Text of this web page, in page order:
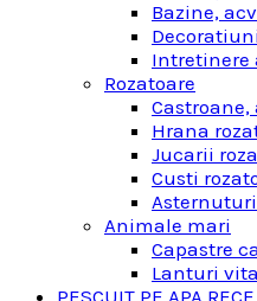
Bazine,
Intretinere
Rozatoare
Hrana
Jucarii
Custi
Animale mari
Capastre
Lanturi vita
PESCUIT PE APA RECE